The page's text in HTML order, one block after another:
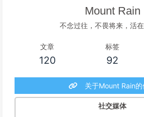
Mount Rain
不念过往，不畏将来，活在
文章
120
标签
92
关于Mount Rain的
社交媒体